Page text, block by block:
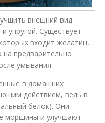
внешний вид
упругой. Существует
входит желатин,
на предварительно
умывания.
в домашних
действием, ведь в
белок). Они
морщины и улучшают